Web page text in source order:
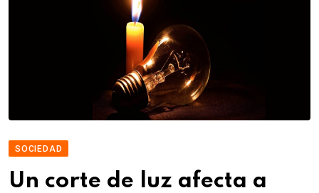
SOCIEDAD
Un corte de luz afecta a